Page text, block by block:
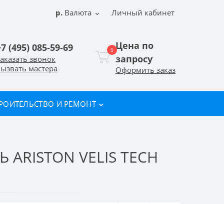
р. Валюта Личный кабинет
(495) 085-59-69
звонок
мастера
0 Цена по
запросу
Оформить заказ
И РЕМОНТ
VELIS TECH